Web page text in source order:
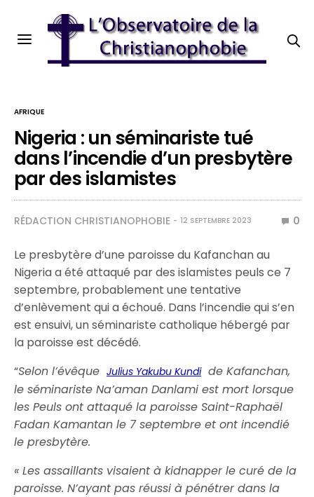
AFRIQUE
Nigeria : un séminariste tué
dans l’incendie d’un presbytère
par des islamistes
RÉDACTION CHRISTIANOPHOBIE 12 SEPTEMBRE 2023 0
Le presbytère d’une paroisse du Kafanchan au
Nigeria a été attaqué par des islamistes peuls ce 7
septembre, probablement une tentative
d’enlèvement qui a échoué. Dans l’incendie qui s’en
est ensuivi, un séminariste catholique hébergé par
la paroisse est décédé.
“Selon l’évêqueJulius Yakubu Kundide Kafanchan,
le séminariste Na’aman Danlami est mort lorsque
les Peuls ont attaqué la paroisse Saint-Raphaël
Fadan Kamantan le 7 septembre et ont incendié
le presbytère.
« Les assaillants visaient à kidnapper le curé de la
paroisse. N’ayant pas réussi à pénétrer dans la